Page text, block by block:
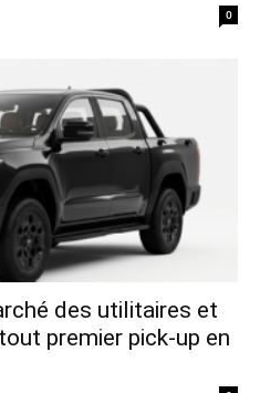
0
des utilitaires et
premier pick-up en